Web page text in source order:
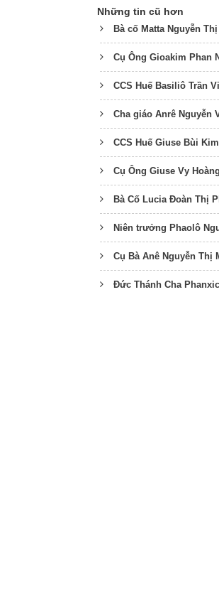
Những tin cũ hơn
Bà cố Matta Nguyễn
Cụ Ông Gioakim Phan
CCS Huế Basiliô Trần
Cha giáo Anrê Nguyễn
CCS Huế Giuse Bùi
Cụ Ông Giuse Vy
Bà Cố Lucia Đoàn Thị
Niên trưởng Phaolô
Cụ Bà Anê Nguyễn Thị
Đức Thánh Cha